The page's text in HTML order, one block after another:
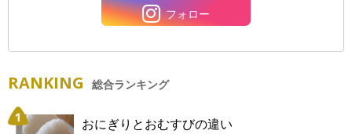
フォロー
RANKING 総合ランキング
おにぎりとおむすびの違い